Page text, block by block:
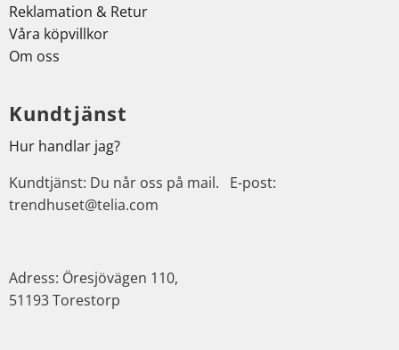
Reklamation & Retur
Våra köpvillkor
Om oss
Kundtjänst
Hur handlar jag?
Kundtjänst: Du når oss på mail. E-post:
trendhuset@telia.com
Adress: Öresjövägen 110,
51193 Torestorp